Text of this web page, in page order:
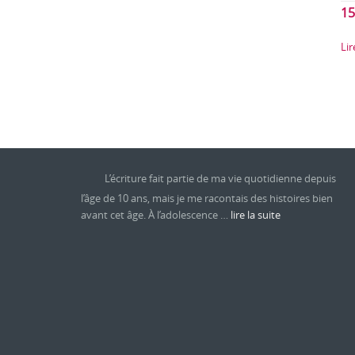
L’écriture fait partie de ma vie quotidienne depuis
l’âge de 10 ans, mais je me racontais des histoires bien
avant cet âge. À l’adolescence … lire la suite